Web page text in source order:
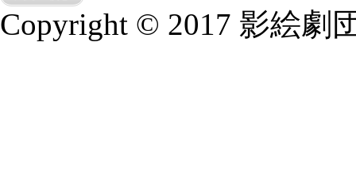
Copyright © 2017 影絵劇